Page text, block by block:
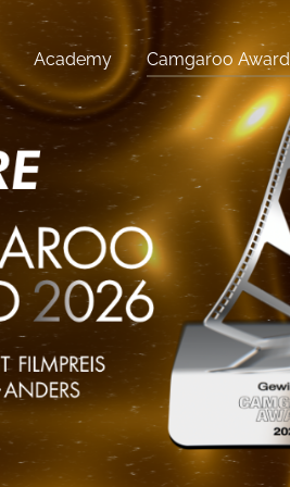
Academy Camgaroo Award